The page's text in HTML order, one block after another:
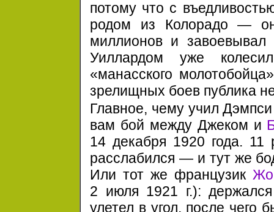
потому что с
родом из Колорадо —
миллионов и
Уиллардом уже
«манасского
зрелищных боев публика
Главное, чему учил
вам бой между Джеком и
14 декабря 1920 года. 11
расслабился — и тут же
Или тот же французик
2 июля 1921 г.):
улетел в угол, после чего